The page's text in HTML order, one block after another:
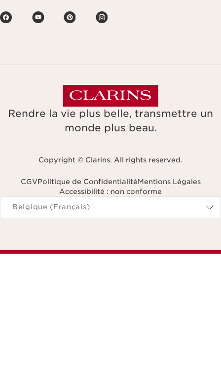
Rendre la vie plus belle, transmettre un
monde plus beau.
Copyright © Clarins. All rights reserved.
CGVPolitique de ConfidentialitéMentions Légales
Accessibilité : non conforme
Naviguer vers
Belgique (Français)